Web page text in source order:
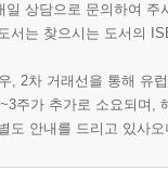
일 상담으로 문의하여 주
서는 찾으시는 도서의
, 2차 거래선을 통해 유
주가 추가로 소요되며,
도 안내를 드리고 있사